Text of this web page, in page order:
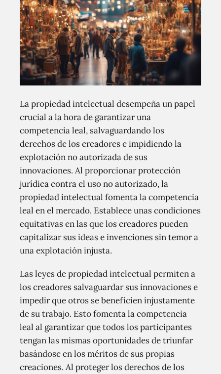
La propiedad intelectual desempeña un papel
crucial a la hora de garantizar una
competencia leal, salvaguardando los
derechos de los creadores e impidiendo la
explotación no autorizada de sus
innovaciones. Al proporcionar protección
jurídica contra el uso no autorizado, la
propiedad intelectual fomenta la competencia
leal en el mercado. Establece unas condiciones
equitativas en las que los creadores pueden
capitalizar sus ideas e invenciones sin temor a
una explotación injusta.
Las leyes de propiedad intelectual permiten a
los creadores salvaguardar sus innovaciones e
impedir que otros se beneficien injustamente
de su trabajo. Esto fomenta la competencia
leal al garantizar que todos los participantes
tengan las mismas oportunidades de triunfar
basándose en los méritos de sus propias
creaciones. Al proteger los derechos de los